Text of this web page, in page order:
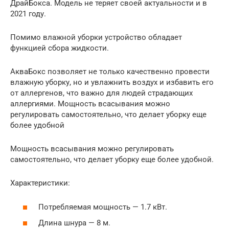
ДрайБокса. Модель не теряет своей актуальности и в
2021 году.
Помимо влажной уборки устройство обладает
функцией сбора жидкости.
АкваБокс позволяет не только качественно провести
влажную уборку, но и увлажнить воздух и избавить его
от аллергенов, что важно для людей страдающих
аллергиями. Мощность всасывания можно
регулировать самостоятельно, что делает уборку еще
более удобной
Мощность всасывания можно регулировать
самостоятельно, что делает уборку еще более удобной.
Характеристики:
Потребляемая мощность — 1.7 кВт.
Длина шнура — 8 м.